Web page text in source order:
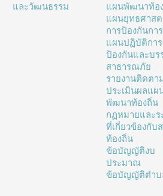
และวัฒนธรรม
แผนพัฒนาท้อ
แผนยุทธศาส
การป้องกันกา
แผนปฏิบัติการ
ป้องกันและบร
สาธารณภัย
รายงานติดตา
ประเมินผลแผ
พัฒนาท้องถิ่น
กฏหมายและร
ที่เกี่ยวข้องกับ
ท้องถิ่น
ข้อบัญญัติงบ
ประมาณ
ข้อบัญญัติตำบ